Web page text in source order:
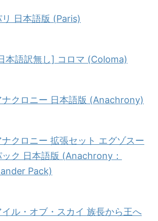
日本語版 (Paris)
本語訳無し] コロマ (Coloma)
ナクロニー 日本語版 (Anachrony)
クロニー 拡張セット エグゾスー
ク 日本語版 (Anachrony：
Pack)
ル・オブ・スカイ 族長から王へ